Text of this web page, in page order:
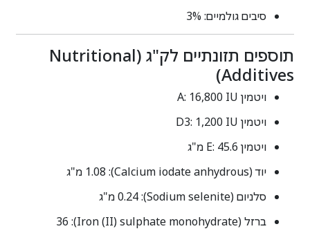
סיבים גולמיים: 3%
תוספים תזונתיים לק"ג (Nutritional
Additives)
ויטמין A: ‎16,800 IU
ויטמין D3: ‎1,200 IU
ויטמין E: ‎45.6 מ"ג
יוד (Calcium iodate anhydrous): ‎1.08 מ"ג
סלניום (Sodium selenite): ‎0.24 מ"ג
ברזל (Iron (II) sulphate monohydrate): ‎36